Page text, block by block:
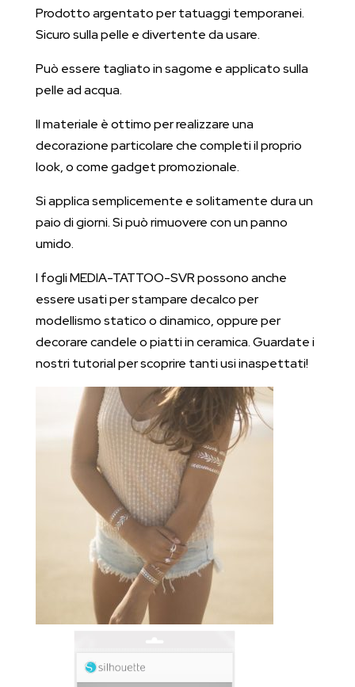
Prodotto argentato per tatuaggi temporanei.
Sicuro sulla pelle e divertente da usare.
Può essere tagliato in sagome e applicato sulla
pelle ad acqua.
Il materiale è ottimo per realizzare una
decorazione particolare che completi il proprio
look, o come gadget promozionale.
Si applica semplicemente e solitamente dura un
paio di giorni. Si può rimuovere con un panno
umido.
I fogli MEDIA-TATTOO-SVR possono anche
essere usati per stampare decalco per
modellismo statico o dinamico, oppure per
decorare candele o piatti in ceramica. Guardate i
nostri tutorial per scoprire tanti usi inaspettati!